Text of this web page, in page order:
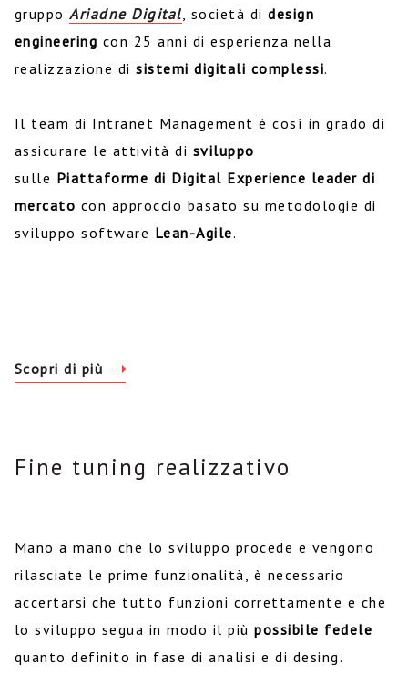
gruppoAriadne Digital, società didesign
engineering con 25 anni di esperienza nella
realizzazione disistemi digitali complessi.
Il team di Intranet Management è così in grado di
assicurare le attività di sviluppo
sulle Piattaforme di Digital Experience leader di
mercato con approccio basato su metodologie di
sviluppo software Lean-Agile.
Scopri di più
Fine tuning realizzativo
Mano a mano che lo sviluppo procede e vengono
rilasciate le prime funzionalità, è necessario
accertarsi che tutto funzioni correttamente e che
lo sviluppo segua in modo il piùpossibile fedele
quanto definito in fase di analisi e di desing.